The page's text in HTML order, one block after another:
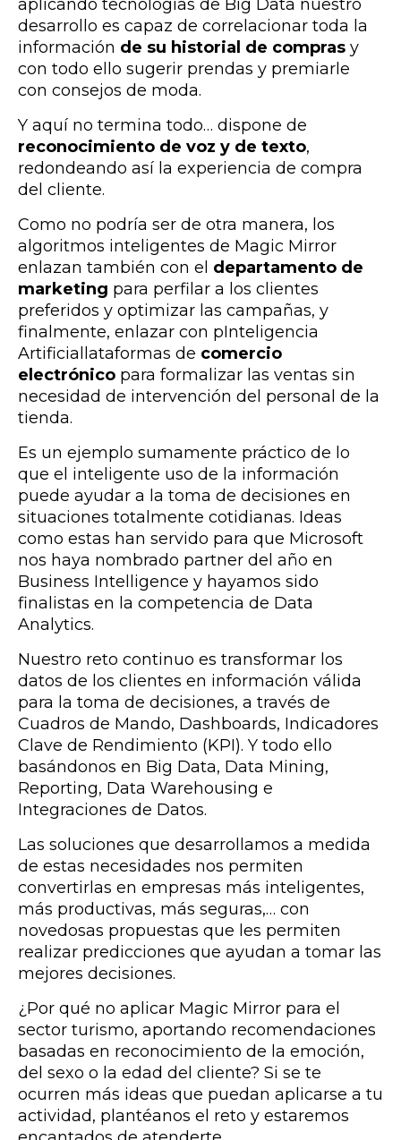
aplicando tecnologías de Big Data nuestro
desarrollo es capaz de correlacionar toda la
información de su historial de compras y
con todo ello sugerir prendas y premiarle
con consejos de moda.
Y aquí no termina todo… dispone de
reconocimiento de voz y de texto,
redondeando así la experiencia de compra
del cliente.
Como no podría ser de otra manera, los
algoritmos inteligentes de Magic Mirror
enlazan también con el departamento de
marketing para perfilar a los clientes
preferidos y optimizar las campañas, y
finalmente, enlazar con pInteligencia
Artificiallataformas de comercio
electrónico para formalizar las ventas sin
necesidad de intervención del personal de la
tienda.
Es un ejemplo sumamente práctico de lo
que el inteligente uso de la información
puede ayudar a la toma de decisiones en
situaciones totalmente cotidianas. Ideas
como estas han servido para que Microsoft
nos haya nombrado partner del año en
Business Intelligence y hayamos sido
finalistas en la competencia de Data
Analytics.
Nuestro reto continuo es transformar los
datos de los clientes en información válida
para la toma de decisiones, a través de
Cuadros de Mando, Dashboards, Indicadores
Clave de Rendimiento (KPI). Y todo ello
basándonos en Big Data, Data Mining,
Reporting, Data Warehousing e
Integraciones de Datos.
Las soluciones que desarrollamos a medida
de estas necesidades nos permiten
convertirlas en empresas más inteligentes,
más productivas, más seguras,… con
novedosas propuestas que les permiten
realizar predicciones que ayudan a tomar las
mejores decisiones.
¿Por qué no aplicar Magic Mirror para el
sector turismo, aportando recomendaciones
basadas en reconocimiento de la emoción,
del sexo o la edad del cliente? Si se te
ocurren más ideas que puedan aplicarse a tu
actividad, plantéanos el reto y estaremos